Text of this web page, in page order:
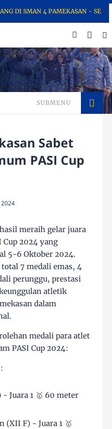
DI SMAN 4 PAMEKASAN - SEKOLAH
SUBMENU
Sabet
PASI Cup
meraih gelar juara
Cup 2024 yang
5-6 Oktober 2024.
7 medali emas, 4
perunggu, prestasi
atletik
dalam
medali para atlet
PASI Cup 2024:
Juara 1 🥇 60 meter
(XII F) - Juara 1 🥇